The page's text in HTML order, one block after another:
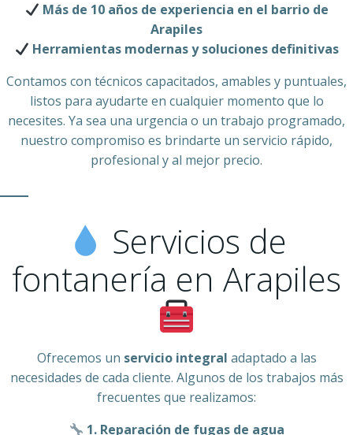
Más de 10 años de experiencia en el barrio de
Arapiles
Herramientas modernas y soluciones definitivas
Contamos con técnicos capacitados, amables y puntuales,
listos para ayudarte en cualquier momento que lo
necesites. Ya sea una urgencia o un trabajo programado,
nuestro compromiso es brindarte un servicio rápido,
profesional y al mejor precio.
Servicios de
fontanería en Arapiles
Ofrecemos un servicio integral adaptado a las
necesidades de cada cliente. Algunos de los trabajos más
frecuentes que realizamos:
1. Reparación de fugas de agua